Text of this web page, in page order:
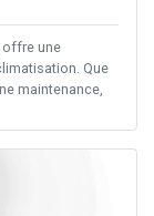
offre une
Que
maintenance,